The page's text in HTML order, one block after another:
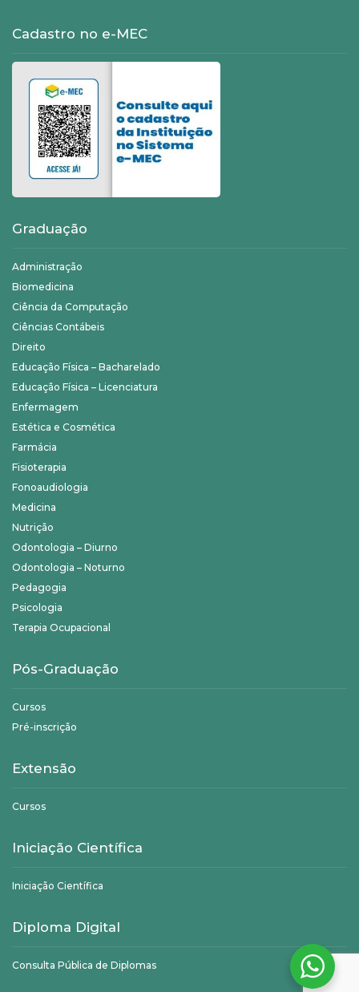
Cadastro no e-MEC
Graduação
Administração
Biomedicina
Ciência da Computação
Ciências Contábeis
Direito
Educação Física – Bacharelado
Educação Física – Licenciatura
Enfermagem
Estética e Cosmética
Farmácia
Fisioterapia
Fonoaudiologia
Medicina
Nutrição
Odontologia – Diurno
Odontologia – Noturno
Pedagogia
Psicologia
Terapia Ocupacional
Pós-Graduação
Cursos
Pré-inscrição
Extensão
Cursos
Iniciação Científica
Iniciação Científica
Diploma Digital
Consulta Pública de Diplomas